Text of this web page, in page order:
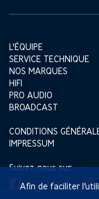
Afin de faciliter
L'ÉQUIPE
SERVICE TECHNIQUE
NOS MARQUES
HIFI
PRO AUDIO
BROADCAST
CONDITIONS
IMPRESSUM
Suivez-nous sur:
FACEBOOK